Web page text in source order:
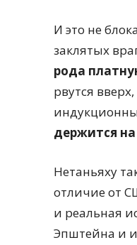
И это не
заклятых
рода
рвутся
держится
Нетаньяху
отличие от
и реальная
Эпштейна и